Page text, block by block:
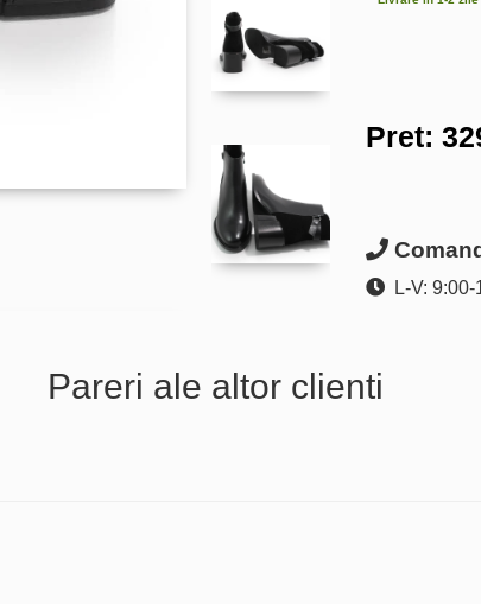
Pret:
L-V: 9:00-
Pareri ale altor clienti